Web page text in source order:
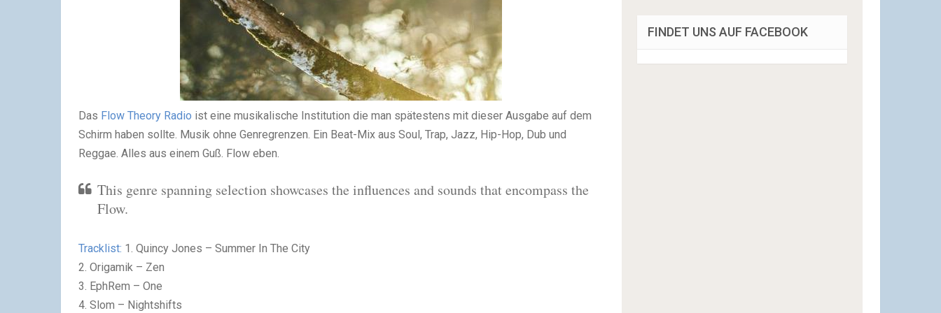
Das Flow Theory Radio ist eine musikalische Institution die man spätestens mit dieser Ausgabe auf dem
Schirm haben sollte. Musik ohne Genregrenzen. Ein Beat-Mix aus Soul, Trap, Jazz, Hip-Hop, Dub und
Reggae. Alles aus einem Guß. Flow eben.
This genre spanning selection showcases the influences and sounds that encompass the
Flow.
Tracklist: 1. Quincy Jones – Summer In The City
2. Origamik – Zen
3. EphRem – One
4. Slom – Nightshifts
FINDET UNS AUF FACEBOOK